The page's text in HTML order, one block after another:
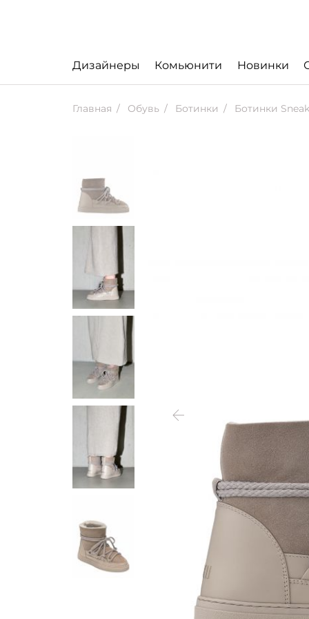
Дизайнеры Комьюнити Новинки
Главная Обувь Ботинки Ботинки